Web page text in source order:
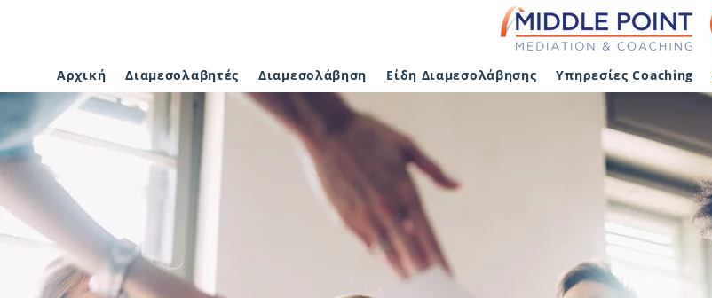
Αρχική Διαμεσολαβητές Διαμεσολάβηση Είδη Διαμεσολάβησης Υπηρεσίες Coaching